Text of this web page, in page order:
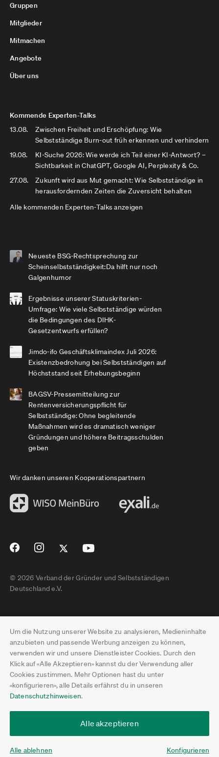
Um die Nutzung unserer Website zu analysieren, Medieninhalte
anzubieten und passende Werbung anzeigen zu können,
verwenden wir und unsere Dienstleister Cookies. Durch den
Klick auf «Alle Akzeptieren» kannst du der Verwendung aller
Cookies zustimmen. Mehr Optionen hast du unter
«konfigurieren», alle Details erfährst du in unseren
Datenschutzhinweisen.
Alle akzeptieren
Alle ablehnen Konfigurieren
Gruppen
Mitglieder
Mitmachen
Angebote
Über uns
Kommende Experten-Talks
13.08.
Zwischen Freiheit und Erschöpfung: Wie
Selbstständige Burn-out früh erkennen und verhindern
19.08.
KI-Suche 2026: Wie werde ich Teil einer KI-Antwort? –
Sichtbarkeit in ChatGPT, Google AI, Perplexity & Co.
27.08.
Zukunft wird aus Mut gemacht: Wie Selbstständige in
herausfordernden Zeiten die Zuversicht behalten
Alle kommenden Experten-Talks anzeigen
Neueste BSG-Rechtsprechung zur
Scheinselbstständigkeit:Da hilft nur noch
Galgenhumor
Ergebnisse unserer Statuskriterien-
Umfrage: Wie viele Selbstständige würden
die Bedingungen des DIHK-
Gesetzentwurfs erfüllen?
Jimdo-ifo Geschäftsklimaindex Juli 2026:
Existenzbedrohung bei Selbstständigen auf
Höchststand seit Erhebungsbeginn
BAGSV-Pressemitteilung zur
Rentenversicherungspflicht für
Selbstständige: Ohne begleitende
Maßnahmen wird es dramatisch weniger
Gründungen und höhere Beitragsschulden
geben
Wir danken unseren Kooperationspartnern
© 2026 Verband der Gründer und Selbstständigen
Deutschland e.V.
Impressum
Datenschutz
Pressebereich
Jobs